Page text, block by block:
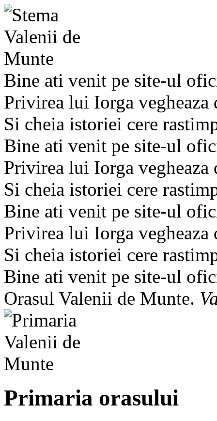
Bine ati venit pe site-ul
Privirea lui Iorga
Si cheia istoriei cere
Bine ati venit pe site-ul
Privirea lui Iorga
Si cheia istoriei cere
Bine ati venit pe site-ul
Privirea lui Iorga
Si cheia istoriei cere
Bine ati venit pe site-ul
Orasul Valenii de Munte.
Primaria orasului